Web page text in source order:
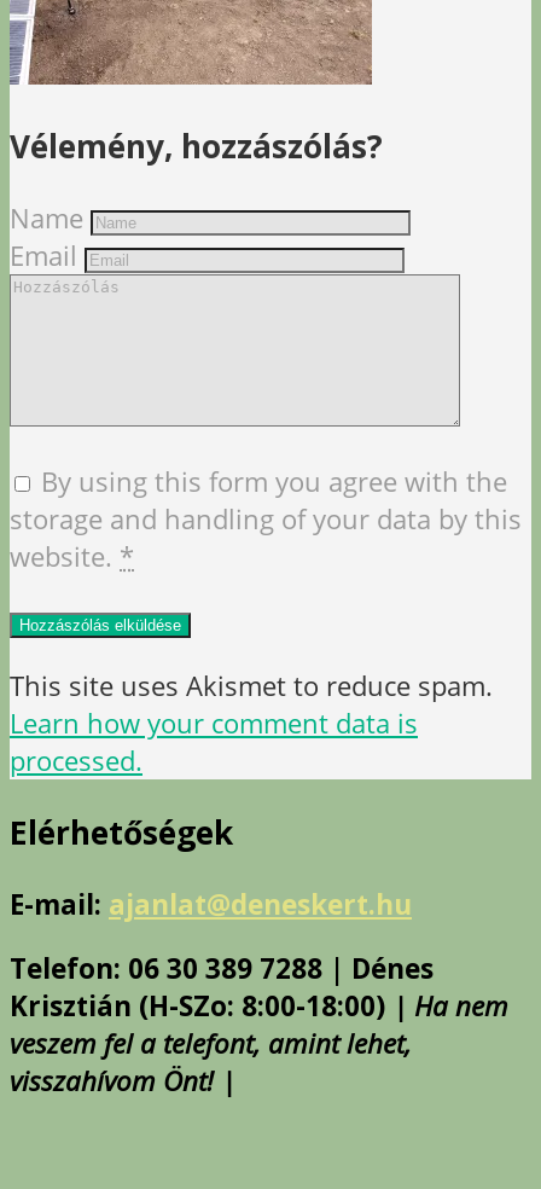
Vélemény, hozzászólás?
Name
Email
By using this form you agree with the
storage and handling of your data by this
website. *
This site uses Akismet to reduce spam.
Learn how your comment data is
processed.
Elérhetőségek
E-mail: ajanlat@deneskert.hu
Telefon: 06 30 389 7288 | Dénes
Krisztián (H-SZo: 8:00-18:00) | Ha nem
veszem fel a telefont, amint lehet,
visszahívom Önt! |